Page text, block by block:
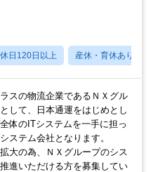
休日120日以上 産休・育休あり
スの物流企業であるＮＸグル
して、日本通運をはじめとし
体のITシステムを一手に担っ
ステム会社となります。
大の為、ＮＸグループのシス
進いただける方を募集してい